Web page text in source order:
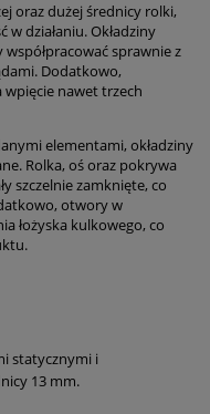
oraz dużej średnicy rolki,
działaniu. Okładziny
sprawnie z
Dodatkowo,
nawet trzech
elementami, okładziny
Rolka, oś oraz pokrywa
szczelnie zamknięte, co
otwory w
łożyska kulkowego, co
statycznymi i
13 mm.